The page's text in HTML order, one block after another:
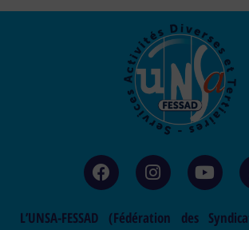
L’UNSA-FESSAD (Fédération des